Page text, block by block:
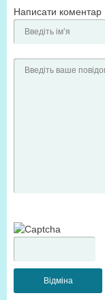
Написати коментар